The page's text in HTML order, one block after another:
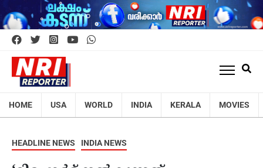
HOME USA WORLD INDIA KERALA MOVIES
HEADLINE NEWS INDIA NEWS